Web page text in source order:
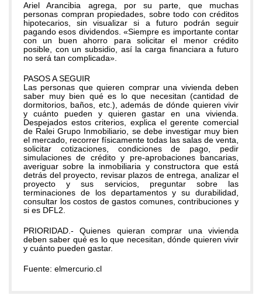
Ariel Arancibia agrega, por su parte, que muchas
personas compran propiedades, sobre todo con créditos
hipotecarios, sin visualizar si a futuro podrán seguir
pagando esos dividendos. «Siempre es importante contar
con un buen ahorro para solicitar el menor crédito
posible, con un subsidio, así la carga financiara a futuro
no será tan complicada».
PASOS A SEGUIR
Las personas que quieren comprar una vivienda deben
saber muy bien qué es lo que necesitan (cantidad de
dormitorios, baños, etc.), además de dónde quieren vivir
y cuánto pueden y quieren gastar en una vivienda.
Despejados estos criterios, explica el gerente comercial
de Ralei Grupo Inmobiliario, se debe investigar muy bien
el mercado, recorrer físicamente todas las salas de venta,
solicitar cotizaciones, condiciones de pago, pedir
simulaciones de crédito y pre-aprobaciones bancarias,
averiguar sobre la inmobiliaria y constructora que está
detrás del proyecto, revisar plazos de entrega, analizar el
proyecto y sus servicios, preguntar sobre las
terminaciones de los departamentos y su durabilidad,
consultar los costos de gastos comunes, contribuciones y
si es DFL2.
PRIORIDAD.- Quienes quieran comprar una vivienda
deben saber qué es lo que necesitan, dónde quieren vivir
y cuánto pueden gastar.
Fuente: elmercurio.cl